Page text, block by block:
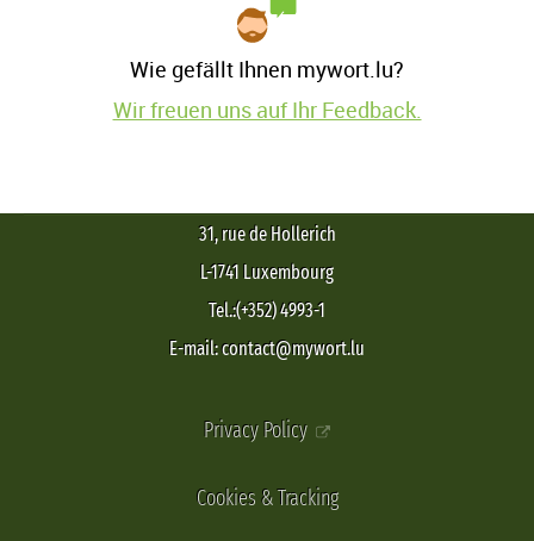
Wie gefällt Ihnen mywort.lu?
Wir freuen uns auf Ihr Feedback.
31, rue de Hollerich
L-1741 Luxembourg
Tel.:(+352) 4993-1
E-mail: contact@mywort.lu
Privacy Policy
Cookies & Tracking